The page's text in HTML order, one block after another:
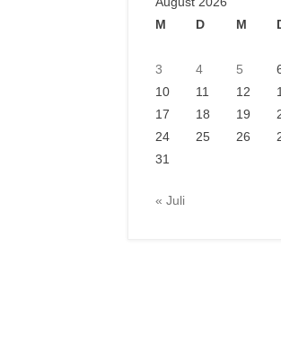
M
D M
3
4 5
10
11 12
17
18 19
24
25 26
31
« Juli